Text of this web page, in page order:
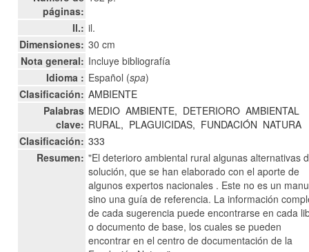
páginas:
Il.: il.
Dimensiones: 30 cm
Nota general: Incluye bibliografía
Idioma : Español (spa)
Clasificación: AMBIENTE
Palabras
clave:
MEDIO AMBIENTE, DETERIORO AMBIENTAL
RURAL, PLAGUICIDAS, FUNDACIÓN NATURA
Clasificación: 333
Resumen: "El deterioro ambiental rural algunas alternativas
solución, que se han elaborado con el aporte de
algunos expertos nacionales . Este no es un
sino una guía de referencia. La información
de cada sugerencia puede encontrarse en cada
o documento de base, los cuales se pueden
encontrar en el centro de documentación de la